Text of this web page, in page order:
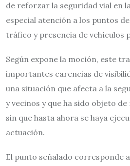
de reforzar la seguridad vial en
especial atención a los puntos
tráfico y presencia de vehículos
Según expone la moción, este
importantes carencias de
una situación que afecta a la
y vecinos y que ha sido objeto
sin que hasta ahora se haya
actuación.
El punto señalado corresponde a